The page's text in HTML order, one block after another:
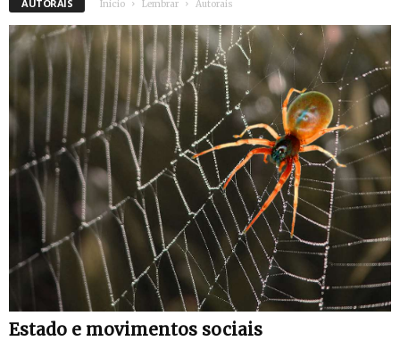
AUTORAIS Início Lembrar Autorais
Estado e movimentos sociais